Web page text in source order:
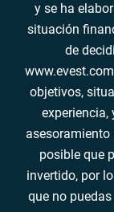
y se ha
situación
de
objetivos,
experiencia,
asesoramiento
posible que
invertido, por
que no